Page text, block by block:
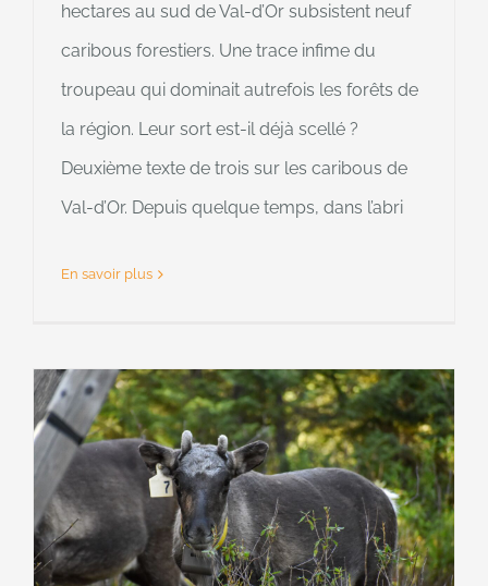
hectares au sud de Val-d’Or subsistent neuf
caribous forestiers. Une trace infime du
troupeau qui dominait autrefois les forêts de
la région. Leur sort est-il déjà scellé ?
Deuxième texte de trois sur les caribous de
Val-d’Or. Depuis quelque temps, dans l’abri
En savoir plus